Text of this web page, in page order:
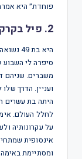
פוחדת״ היא
2. פיל בקרקס
היא בת
סיפרה לי השבוע
משברים. שניהם
ועניין. הדרך
היתה בת עשרים
לחלל העולם.
על עקרונותיה
אינסופית
ומסתיימת